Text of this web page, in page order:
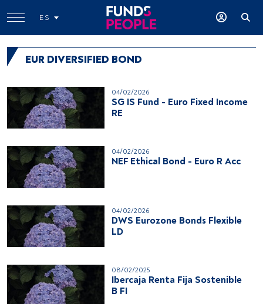
ES
EUR DIVERSIFIED BOND
04/02/2026
SG IS Fund - Euro Fixed Income
RE
04/02/2026
NEF Ethical Bond - Euro R Acc
04/02/2026
DWS Eurozone Bonds Flexible
LD
08/02/2025
Ibercaja Renta Fija Sostenible
B FI